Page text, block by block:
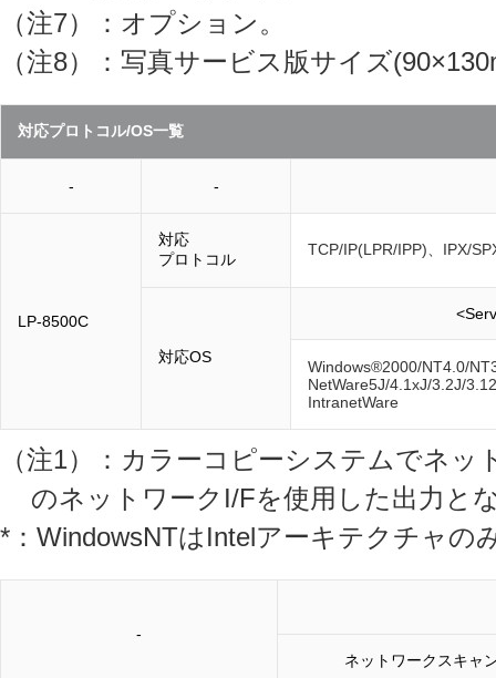
（注7）：オプション。
（注8）：写真サービス版サイズ
対応プロトコル/OS一覧
- -
LP-8500C
対応
プロトコル
TCP/IP(LPR/IPP)、IPX/
対応OS
Windows®2000/NT4.0/
NetWare5J/4.1xJ/3.2J/
IntranetWare
（注1）：カラーコピーシステムでネ
のネットワークI/Fを使用した出力と
*：WindowsNTはIntelアーキテクチャの
-
ネットワークスキャ